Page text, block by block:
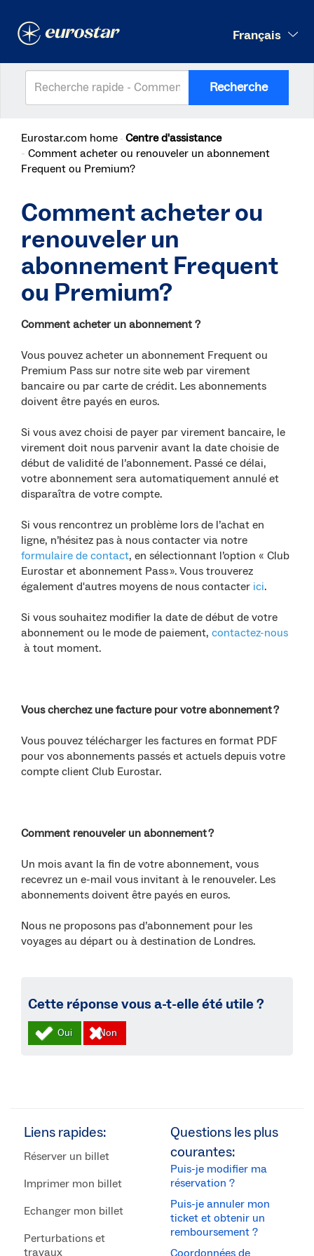
Français
Recherche
Eurostar.com home Centre d'assistance
Comment acheter ou renouveler un abonnement
Frequent ou Premium?
Comment acheter ou
renouveler un
abonnement Frequent
ou Premium?
Comment acheter un abonnement ?
Vous pouvez acheter un abonnement Frequent ou
Premium Pass sur notre site web par virement
bancaire ou par carte de crédit. Les abonnements
doivent être payés en euros.
Si vous avez choisi de payer par virement bancaire, le
virement doit nous parvenir avant la date choisie de
début de validité de l’abonnement. Passé ce délai,
votre abonnement sera automatiquement annulé et
disparaîtra de votre compte.
Si vous rencontrez un problème lors de l’achat en
ligne, n’hésitez pas à nous contacter via notre
formulaire de contact, en sélectionnant l’option « Club
Eurostar et abonnement Pass ». Vous trouverez
également d'autres moyens de nous contacter ici.
Si vous souhaitez modifier la date de début de votre
abonnement ou le mode de paiement, contactez-nous
à tout moment.
Vous cherchez une facture pour votre abonnement ?
Vous pouvez télécharger les factures en format PDF
pour vos abonnements passés et actuels depuis votre
compte client Club Eurostar.
Comment renouveler un abonnement ?
Un mois avant la fin de votre abonnement, vous
recevrez un e-mail vous invitant à le renouveler. Les
abonnements doivent être payés en euros.
Nous ne proposons pas d’abonnement pour les
voyages au départ ou à destination de Londres.
Cette réponse vous a-t-elle été utile ?
Liens rapides:
Réserver un billet
Imprimer mon billet
Echanger mon billet
Perturbations et
travaux
Questions les plus
courantes:
Puis-je modifier ma
réservation ?
Puis-je annuler mon
ticket et obtenir un
remboursement ?
Coordonnées de